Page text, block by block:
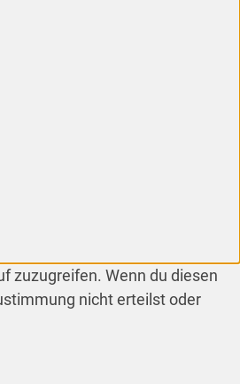
zuzugreifen. Wenn du diesen
nicht erteilst oder